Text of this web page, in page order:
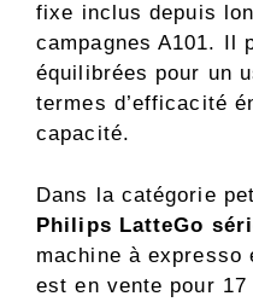
fixe inclus depuis
campagnes A101. Il
équilibrées pour un
termes d’efficacité
capacité.
Dans la catégorie
Philips LatteGo
machine à expresso
est en vente pour 17